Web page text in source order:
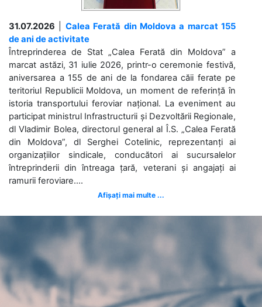
31.07.2026
Calea Ferată din Moldova a marcat 155
de ani de activitate
Întreprinderea de Stat „Calea Ferată din Moldova” a
marcat astăzi, 31 iulie 2026, printr-o ceremonie festivă,
aniversarea a 155 de ani de la fondarea căii ferate pe
teritoriul Republicii Moldova, un moment de referință în
istoria transportului feroviar național. La eveniment au
participat ministrul Infrastructurii și Dezvoltării Regionale,
dl Vladimir Bolea, directorul general al Î.S. „Calea Ferată
din Moldova”, dl Serghei Cotelinic, reprezentanți ai
organizațiilor sindicale, conducători ai sucursalelor
întreprinderii din întreaga țară, veterani și angajați ai
ramurii feroviare....
Afișați mai multe ...